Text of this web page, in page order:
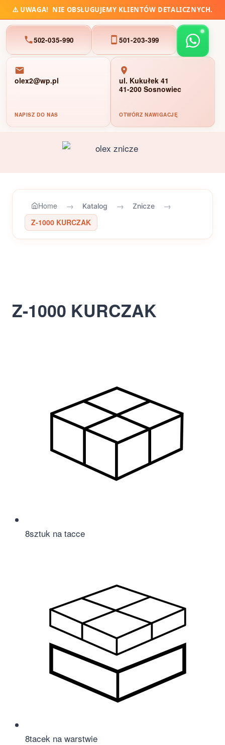
⚠️ UWAGA! NIE OBSŁUGUJEMY KLIENTÓW DETALICZNYCH.
502-035-990 501-203-399
olex2@wp.pl
NAPISZ DO NAS
ul. Kukułek 41
41-200 Sosnowiec
OTWÓRZ NAWIGACJĘ
Home → Katalog → Znicze →
Z-1000 KURCZAK
Z-1000 KURCZAK
8sztuk na tacce
8tacek na warstwie